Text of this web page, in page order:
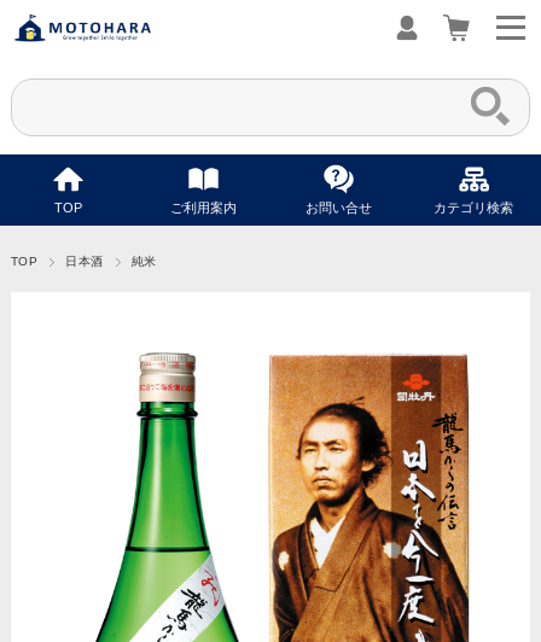
TOP ご利用案内 お問い合せ カテゴリ検索
TOP 日本酒 純米